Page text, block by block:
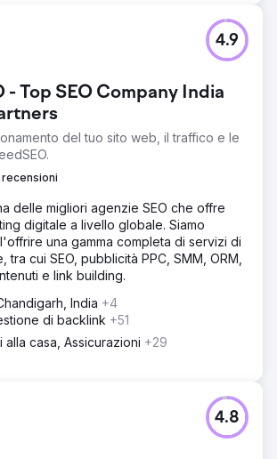
tramite una struttura di paragrafi
migliorato i link interni per il contesto
gli schemi per Organizzazione,
su ChatGPT, Perplexity, Gemini e
è diventato una fonte consigliata
Perplexity e Google AI Overview
50 query di intento di acquisto più
della ricerca AI è aumentata del 92%
in Perplexity e dell'84% in Google
alla copertura delle query
sulla ricerca organica si sono ripresi e
27% su base annua, il volume di ricerca
in 90 giorni senza aumentare la
a pagamento.
- Top SEO Company India
del tuo sito web, il traffico e le
recensioni
4.9
delle migliori agenzie SEO che offre
digitale a livello globale. Siamo
una gamma completa di servizi di
tra cui SEO, pubblicità PPC, SMM, ORM,
e link building.
India +4
di backlink +51
alla casa, Assicurazioni +29
4.8